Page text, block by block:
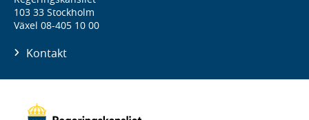
103 33 Stockholm
Växel 08-405 10 00
Kontakt